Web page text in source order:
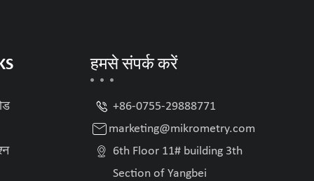
हमसे संपर्क करें
 +86-0755-29888771
 marketing@mikrometry.com
 6th Floor 11# building 3th
Section of Yangbei